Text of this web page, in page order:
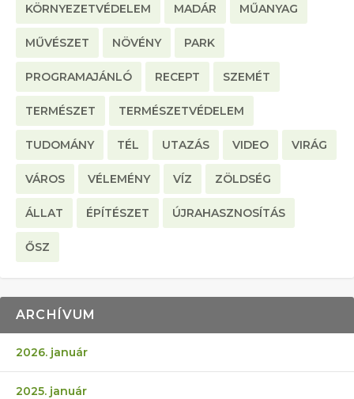
KÖRNYEZETVÉDELEM MADÁR MŰANYAG
MŰVÉSZET NÖVÉNY PARK
PROGRAMAJÁNLÓ RECEPT SZEMÉT
TERMÉSZET TERMÉSZETVÉDELEM
TUDOMÁNY TÉL UTAZÁS VIDEO VIRÁG
VÁROS VÉLEMÉNY VÍZ ZÖLDSÉG
ÁLLAT ÉPÍTÉSZET ÚJRAHASZNOSÍTÁS
ŐSZ
ARCHÍVUM
2026. január
2025. január